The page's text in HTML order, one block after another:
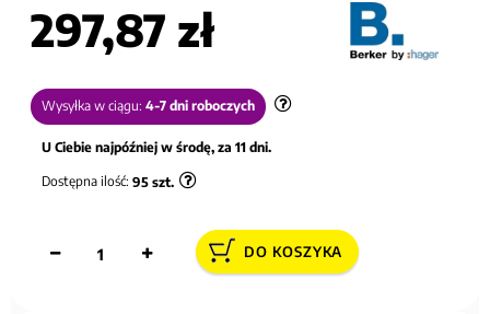
297,87 zł
Wysyłka w ciągu: 4-7 dni roboczych
U Ciebie najpóźniej w środę, za 11 dni.
Dostępna ilość: 95 szt.
DO KOSZYKA